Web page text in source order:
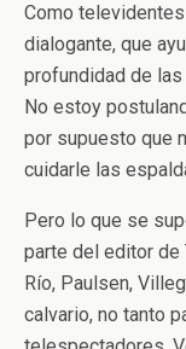
Como
dialogante, que
profundidad de
No estoy
por supuesto que
cuidarle las
Pero lo que se
parte del editor de
Río, Paulsen,
calvario, no tanto